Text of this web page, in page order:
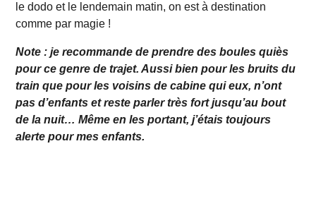
le dodo et le lendemain matin, on est à destination
comme par magie !
Note : je recommande de prendre des boules quiès
pour ce genre de trajet. Aussi bien pour les bruits du
train que pour les voisins de cabine qui eux, n’ont
pas d’enfants et reste parler très fort jusqu’au bout
de la nuit… Même en les portant, j’étais toujours
alerte pour mes enfants.